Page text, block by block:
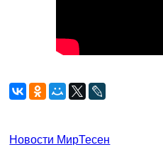
Новости МирТесен